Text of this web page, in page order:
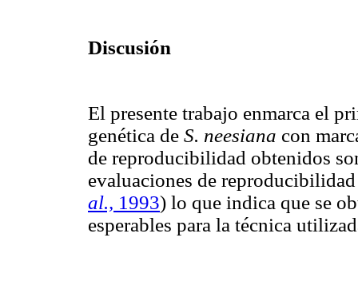
Discusión
El presente trabajo enmarca el
genética de S. neesiana con
de reproducibilidad obtenidos
evaluaciones de
al., 1993) lo que indica que se
esperables para la técnica